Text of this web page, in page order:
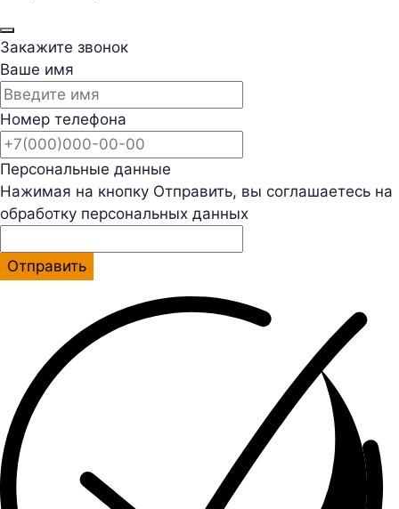
Закажите звонок
Ваше имя
Номер телефона
Персональные данные
Нажимая на кнопку Отправить, вы соглашаетесь на
обработку персональных данных
Отправить